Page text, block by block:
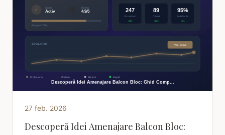
27 feb. 2026
Descoperă Idei Amenajare Balcon Bloc: